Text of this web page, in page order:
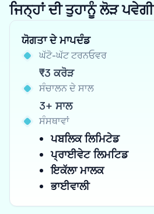
ਜਿਨ੍ਹਾਂ ਦੀ ਤੁਹਾਨੂੰ ਲੋੜ ਪਵੇਗੀ
ਯੋਗਤਾ ਦੇ ਮਾਪਦੰਡ
ਘੱਟੋ-ਘੱਟ ਟਰਨਓਵਰ
₹3 ਕਰੋੜ
ਸੰਚਾਲਨ ਦੇ ਸਾਲ
3+ ਸਾਲ
ਸੰਸਥਾਵਾਂ
ਪਬਲਿਕ ਲਿਮਿਟੇਡ
ਪ੍ਰਾਈਵੇਟ ਲਿਮਟਿਡ
ਇਕੱਲਾ ਮਾਲਕ
ਭਾਈਵਾਲੀ